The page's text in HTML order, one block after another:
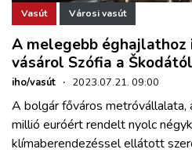
Vasút Városi vasút
A melegebb
vásárol Szófia a Škodától
iho/vasút · 2023.07.21. 09:00
A bolgár főváros metróvállalata,
millió euróért rendelt nyolc
klímaberendezéssel ellátott